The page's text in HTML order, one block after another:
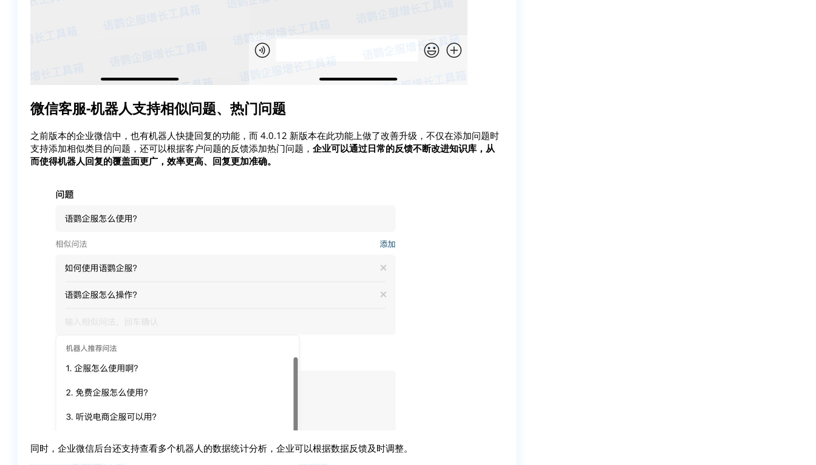
微信客服-机器人支持相似问题、热门问题
之前版本的企业微信中，也有机器人快捷回复的功能，而 4.0.12 新版本在此功能上做了改善升级，不仅在添加问题时
支持添加相似类目的问题，还可以根据客户问题的反馈添加热门问题， 企业可以通过日常的反馈不断改进知识库，从
而使得机器人回复的覆盖面更广，效率更高、回复更加准确。
同时，企业微信后台还支持查看多个机器人的数据统计分析，企业可以根据数据反馈及时调整。